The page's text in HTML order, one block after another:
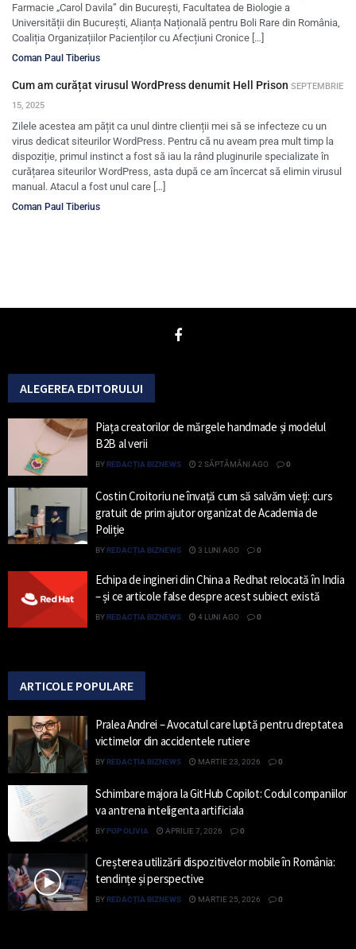
Farmacie „Carol Davila” din București, Facultatea de Biologie a
Universității din București, Alianța Națională pentru Boli Rare din România,
Coaliția Organizațiilor Pacienților cu Afecțiuni Cronice […]
Coman Paul Tiberius
Cum am curățat virusul WordPress denumit Hell Prison SEPTEMBRIE
15, 2025
Zilele acestea am pățit ca unul dintre clienții mei să se infecteze cu un
virus dedicat siteurilor WordPress. Pentru că nu aveam prea mult timp la
dispoziție, primul instinct a fost să iau la rând pluginurile specializate în
curățarea siteurilor WordPress, asta după ce am încercat să elimin virusul
manual. Atacul a fost unul care […]
Coman Paul Tiberius
ALEGEREA EDITORULUI
Piața creatorilor de mărgele handmade și modelul
B2B al verii
BYREDACȚIA BIZNEWS 2 SĂPTĂMÂNI AGO 0
Costin Croitoriu ne învață cum să salvăm vieți: curs
gratuit de prim ajutor organizat de Academia de
Poliție
BYREDACȚIA BIZNEWS 3 LUNI AGO 0
Echipa de ingineri din China a Redhat relocată în India
– și ce articole false despre acest subiect există
BYREDACȚIA BIZNEWS 4 LUNI AGO 0
ARTICOLE POPULARE
Pralea Andrei – Avocatul care luptă pentru dreptatea
victimelor din accidentele rutiere
BYREDACȚIA BIZNEWS MARTIE 23, 2026 0
Schimbare majora la GitHub Copilot: Codul companiilor
va antrena inteligenta artificiala
BYPOP OLIVIA APRILIE 7, 2026 0
Creșterea utilizării dispozitivelor mobile în România:
tendințe și perspective
BYREDACȚIA BIZNEWS MARTIE 25, 2026 0